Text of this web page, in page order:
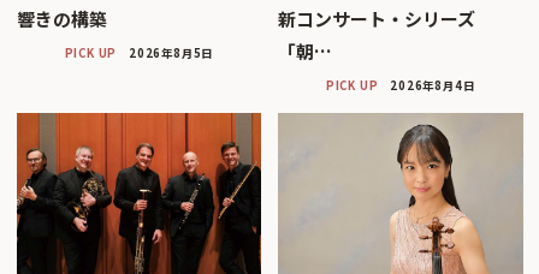
響きの構築
PICK UP 2026年8月5日
新コンサート・シリーズ
「朝…
PICK UP 2026年8月4日